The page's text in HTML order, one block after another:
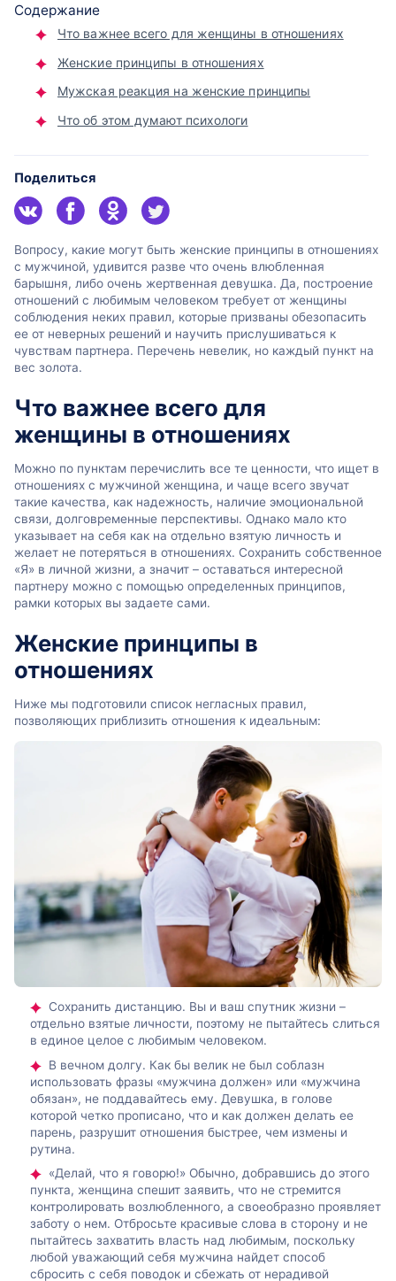
Содержание
Что важнее всего для женщины в отношениях
Женские принципы в отношениях
Мужская реакция на женские принципы
Что об этом думают психологи
Поделиться
Вопросу, какие могут быть женские принципы в отношениях
с мужчиной, удивится разве что очень влюбленная
барышня, либо очень жертвенная девушка. Да, построение
отношений с любимым человеком требует от женщины
соблюдения неких правил, которые призваны обезопасить
ее от неверных решений и научить прислушиваться к
чувствам партнера. Перечень невелик, но каждый пункт на
вес золота.
Что важнее всего для
женщины в отношениях
Можно по пунктам перечислить все те ценности, что ищет в
отношениях с мужчиной женщина, и чаще всего звучат
такие качества, как надежность, наличие эмоциональной
связи, долговременные перспективы. Однако мало кто
указывает на себя как на отдельно взятую личность и
желает не потеряться в отношениях. Сохранить собственное
«Я» в личной жизни, а значит – оставаться интересной
партнеру можно с помощью определенных принципов,
рамки которых вы задаете сами.
Женские принципы в
отношениях
Ниже мы подготовили список негласных правил,
позволяющих приблизить отношения к идеальным:
Сохранить дистанцию. Вы и ваш спутник жизни –
отдельно взятые личности, поэтому не пытайтесь слиться
в единое целое с любимым человеком.
В вечном долгу. Как бы велик не был соблазн
использовать фразы «мужчина должен» или «мужчина
обязан», не поддавайтесь ему. Девушка, в голове
которой четко прописано, что и как должен делать ее
парень, разрушит отношения быстрее, чем измены и
рутина.
«Делай, что я говорю!» Обычно, добравшись до этого
пункта, женщина спешит заявить, что не стремится
контролировать возлюбленного, а своеобразно проявляет
заботу о нем. Отбросьте красивые слова в сторону и не
пытайтесь захватить власть над любимым, поскольку
любой уважающий себя мужчина найдет способ
сбросить с себя поводок и сбежать от нерадивой